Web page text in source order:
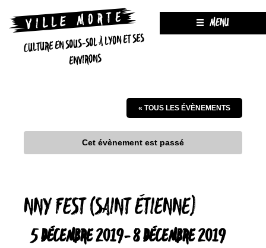
CULTURE EN SOUS-SOL À LYON ET SES
ENVIRONS
MENU
« TOUS LES ÉVÈNEMENTS
Cet évènement est passé
NNY FEST (SAINT ÉTIENNE)
5 DÉCEMBRE 2019-8 DÉCEMBRE 2019